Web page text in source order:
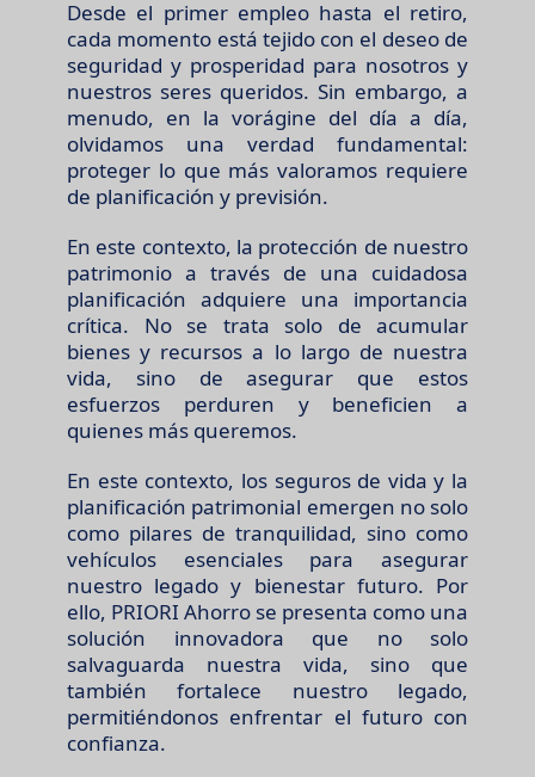
Desde el primer empleo hasta el retiro,
cada momento está tejido con el deseo de
seguridad y prosperidad para nosotros y
nuestros seres queridos. Sin embargo, a
menudo, en la vorágine del día a día,
olvidamos una verdad fundamental:
proteger lo que más valoramos requiere
de planificación y previsión.
En este contexto, la protección de nuestro
patrimonio a través de una cuidadosa
planificación adquiere una importancia
crítica. No se trata solo de acumular
bienes y recursos a lo largo de nuestra
vida, sino de asegurar que estos
esfuerzos perduren y beneficien a
quienes más queremos.
En este contexto, los seguros de vida y la
planificación patrimonial emergen no solo
como pilares de tranquilidad, sino como
vehículos esenciales para asegurar
nuestro legado y bienestar futuro. Por
ello, PRIORI Ahorro se presenta como una
solución innovadora que no solo
salvaguarda nuestra vida, sino que
también fortalece nuestro legado,
permitiéndonos enfrentar el futuro con
confianza.